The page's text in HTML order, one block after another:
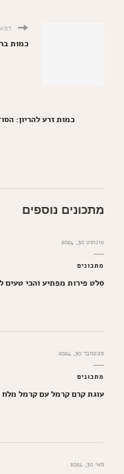
כמות
כמות זרע להריון:
מתכונים נוספים
אוגוסט 30, 2024
מתכונים
סלט פירות מפתיע והכי טעים
ספטמבר 30, 2024
מתכונים
עוגת קרם קרמל עם קרמל
מאי 30, 2024